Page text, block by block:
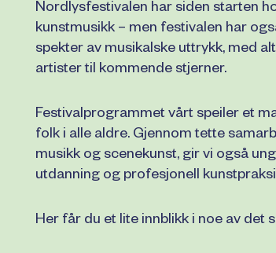
Nordlysfestivalen har siden starten
kunstmusikk – men festivalen har
spekter av musikalske uttrykk, med
artister til kommende stjerner.
Festivalprogrammet vårt speiler et
folk i alle aldre. Gjennom tette
musikk og scenekunst, gir vi også
utdanning og profesjonell
Her får du et lite innblikk i noe av